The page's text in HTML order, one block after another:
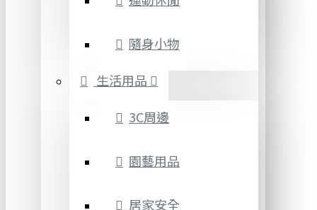
隨身小物
生活用品
3C周邊
園藝用品
居家安全